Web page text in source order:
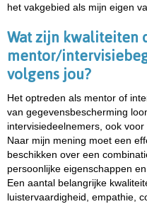
het vakgebied als mijn eigen
Wat zijn kwaliteiten
mentor/
volgens jou?
Het optreden als mentor of
van gegevensbescherming
intervisiedeelnemers, ook
Naar mijn mening moet een
beschikken over een
persoonlijke eigenschappen
Een aantal belangrijke
luistervaardigheid, empathie,